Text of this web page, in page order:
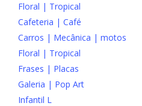
Floral | Tropical
Cafeteria | Café
Carros | Mecânica | motos
Floral | Tropical
Frases | Placas
Galeria | Pop Art
Infantil L